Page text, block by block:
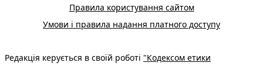
Правила користування сайтом
Умови і правила надання платного доступу
Редакція керується в своїй роботі "Кодексом етики